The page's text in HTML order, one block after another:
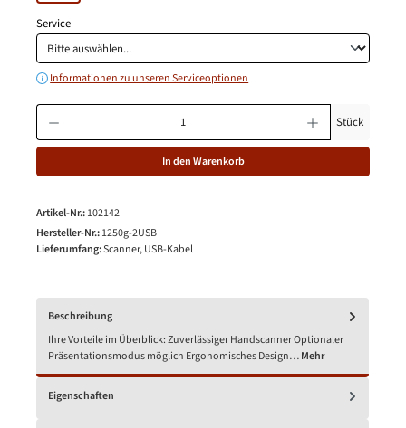
Service
Informationen zu unseren Serviceoptionen
Produkt Anzahl: Gib den gewünschten Wert ein oder benutze die
Stück
In den Warenkorb
Artikel-Nr.:102142
Hersteller-Nr.:1250g-2USB
Lieferumfang:Scanner, USB-Kabel
Beschreibung
Ihre Vorteile im Überblick: Zuverlässiger Handscanner Optionaler
Präsentationsmodus möglich Ergonomisches Design…Mehr
Eigenschaften